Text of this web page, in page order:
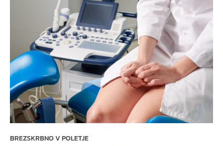
BREZSKRBNO V POLETJE